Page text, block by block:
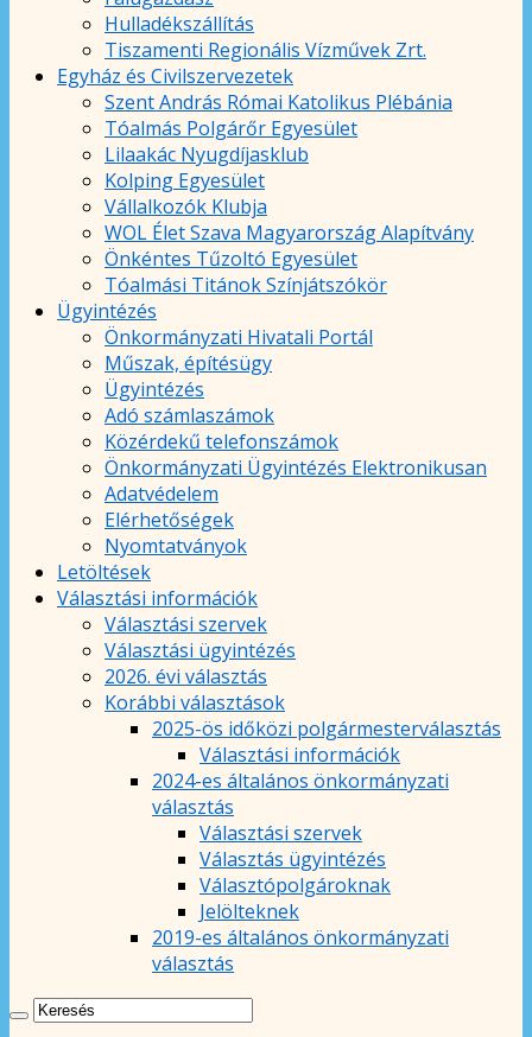
Hulladékszállítás
Tiszamenti Regionális Vízművek Zrt.
Egyház és Civilszervezetek
Szent András Római Katolikus Plébánia
Tóalmás Polgárőr Egyesület
Lilaakác Nyugdíjasklub
Kolping Egyesület
Vállalkozók Klubja
WOL Élet Szava Magyarország Alapítvány
Önkéntes Tűzoltó Egyesület
Tóalmási Titánok Színjátszókör
Ügyintézés
Önkormányzati Hivatali Portál
Műszak, építésügy
Ügyintézés
Adó számlaszámok
Közérdekű telefonszámok
Önkormányzati Ügyintézés Elektronikusan
Adatvédelem
Elérhetőségek
Nyomtatványok
Letöltések
Választási információk
Választási szervek
Választási ügyintézés
2026. évi választás
Korábbi választások
2025-ös időközi polgármesterválasztás
Választási információk
2024-es általános önkormányzati
választás
Választási szervek
Választás ügyintézés
Választópolgároknak
Jelölteknek
2019-es általános önkormányzati
választás